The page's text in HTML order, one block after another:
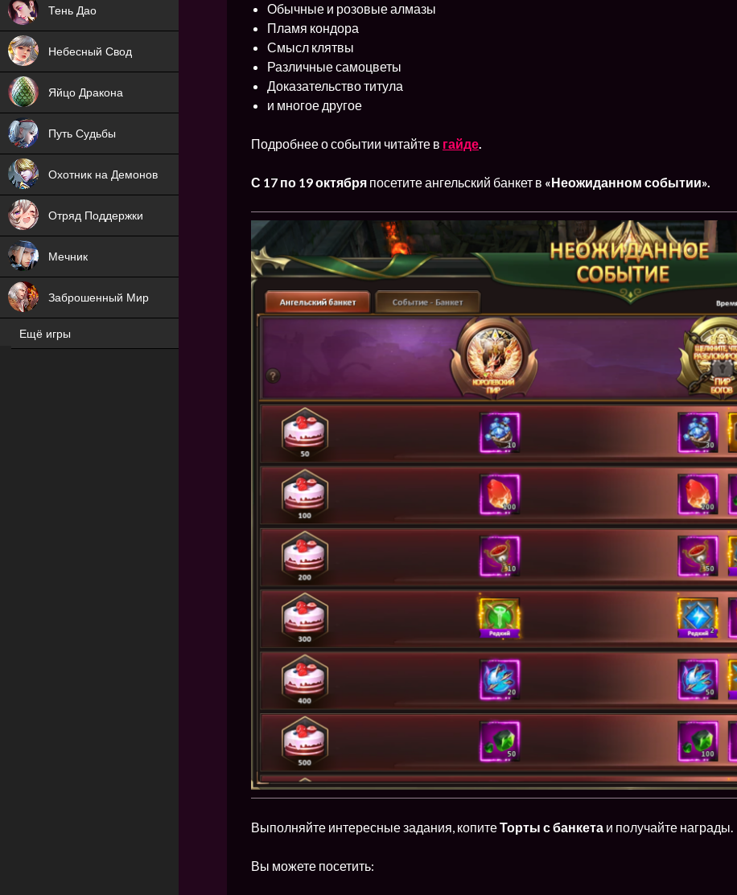
Обычные и розовые алмазы
Пламя кондора
Смысл клятвы
Различные самоцветы
Доказательство титула
и многое другое
Подробнее о событии читайте в гайде.
С 17 по 19 октября посетите ангельский банкет в «Неожиданном событии».
Выполняйте интересные задания, копитеТорты с банкета и получайте награды.
Вы можете посетить:
Тень Дао
Небесный Свод
NEW
Яйцо Дракона
NEW
Путь Судьбы
NEW
Охотник на Демонов
ХИТ
Отряд Поддержки
ХИТ
Мечник
Заброшенный Мир
NEW
Ещё игры